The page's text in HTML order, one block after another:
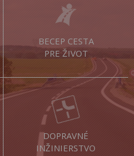
BECEP CESTA
PRE ŽIVOT
DOPRAVNÉ
INŽINIERSTVO